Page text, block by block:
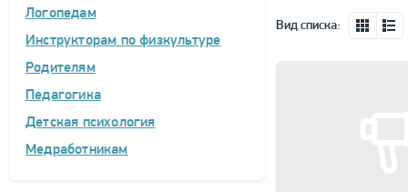
Логопедам
Инструкторам по физкультуре
Родителям
Педагогика
Детская психология
Медработникам
Вид списка: